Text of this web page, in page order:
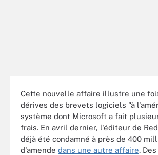
Cette nouvelle affaire illustre une
dérives des brevets logiciels "à
système dont Microsoft a fait
frais. En avril dernier, l'éditeur de
déjà été condamné à près de 400
d'amende dans une autre affaire.